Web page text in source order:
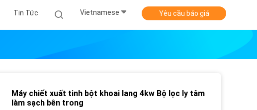
Tin Tức Vietnamese Yêu cầu báo giá
Máy chiết xuất tinh bột khoai lang 4kw Bộ lọc ly tâm
làm sạch bên trong